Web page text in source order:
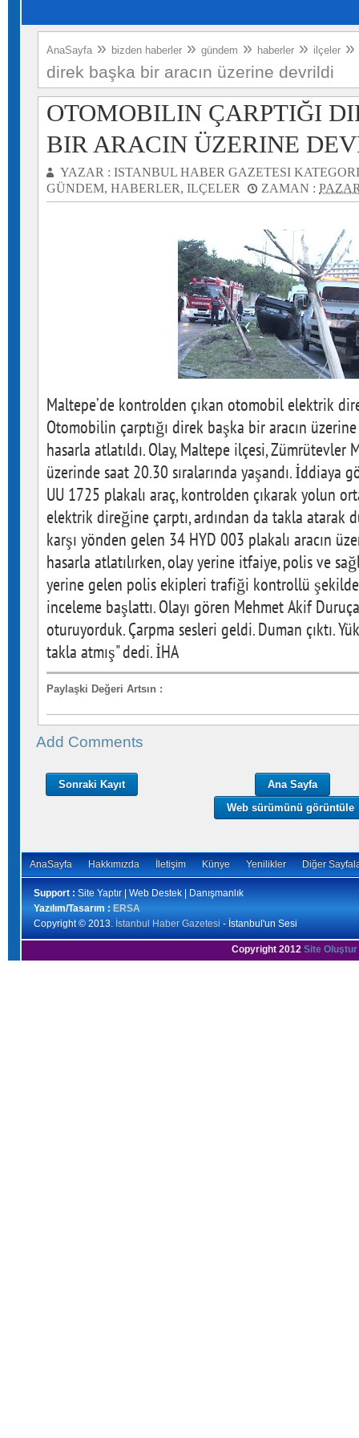
AnaSayfa » bizden haberler » gündem » haberler » ilçeler »
direk başka bir aracın üzerine devrildi
OTOMOBILIN ÇARPTIĞI
BIR ARACIN ÜZERINE
YAZAR : ISTANBUL HABER GAZETESI
GÜNDEM, HABERLER, ILÇELER ZAMAN :
Maltepe’de kontrolden çıkan otomobil elektrik
Otomobilin çarptığı direk başka bir aracın
hasarla atlatıldı. Olay, Maltepe ilçesi, Zümrütevler
üzerinde saat 20.30 sıralarında yaşandı. İddiaya
UU 1725 plakalı araç, kontrolden çıkarak yolun
elektrik direğine çarptı, ardından da takla atarak
karşı yönden gelen 34 HYD 003 plakalı aracın
hasarla atlatılırken, olay yerine itfaiye, polis ve
yerine gelen polis ekipleri trafiği kontrollü
inceleme başlattı. Olayı gören Mehmet Akif
oturuyorduk. Çarpma sesleri geldi. Duman çıktı.
takla atmış" dedi. İHA
Paylaşki Değeri Artsın :
Add Comments
Sonraki Kayıt
Ana Sayfa
Web sürümünü görüntüle
AnaSayfa Hakkımızda İletişim Künye Yenilikler Diğer
Support : Site Yaptır | Web Destek | Danışmanlık
Yazılım/Tasarım : ERSA
Copyright © 2013. İstanbul Haber Gazetesi - İstanbul'un Sesi
Copyright 2012 Site Oluştur